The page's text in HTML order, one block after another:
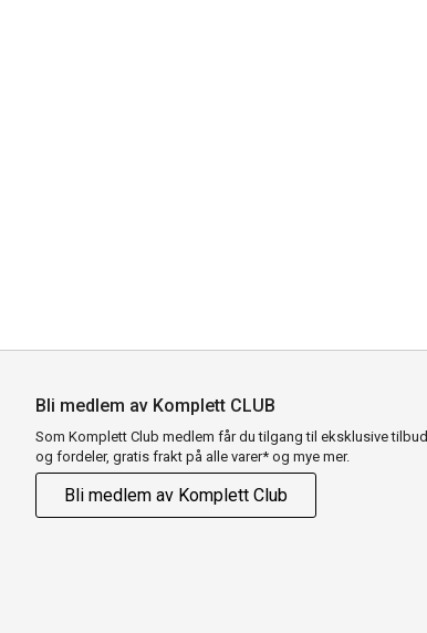
Bli medlem av Komplett CLUB
Som Komplett Club medlem får du tilgang til eksklusive tilbud
og fordeler, gratis frakt på alle varer* og mye mer.
Bli medlem av Komplett Club